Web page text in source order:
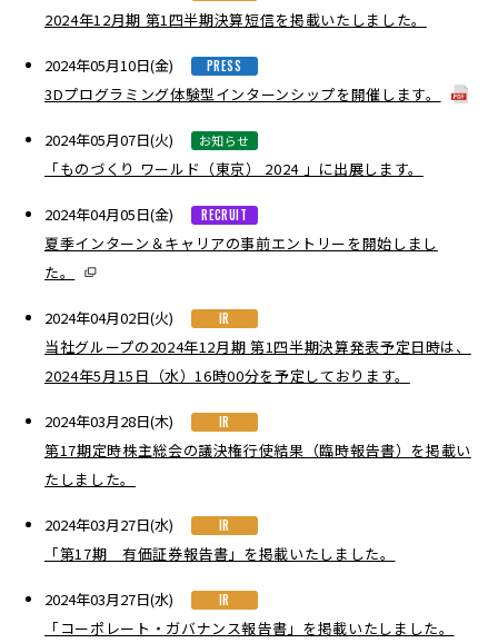
2024年12月期 第1四半期決算短信を掲載いたしました。
2024年05月10日(金) PRESS
3Dプログラミング体験型インターンシップを開催します。
2024年05月07日(火) お知らせ
「ものづくり ワールド（東京） 2024 」に出展します。
2024年04月05日(金) RECRUIT
夏季インターン＆キャリアの事前エントリーを開始しまし
た。
2024年04月02日(火) IR
当社グループの2024年12月期 第1四半期決算発表予定日時は、
2024年5月15日（水）16時00分を予定しております。
2024年03月28日(木) IR
第17期定時株主総会の議決権行使結果（臨時報告書）を掲載い
たしました。
2024年03月27日(水) IR
「第17期 有価証券報告書」を掲載いたしました。
2024年03月27日(水) IR
「コーポレート・ガバナンス報告書」を掲載いたしました。